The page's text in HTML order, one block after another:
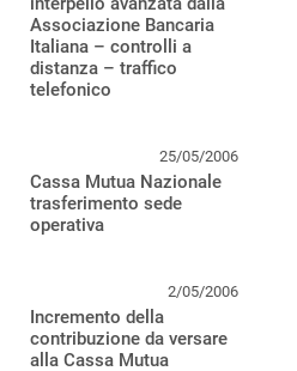
Associazione Bancaria
Italiana – controlli a
distanza – traffico
telefonico
25/05/2006
Cassa Mutua Nazionale
trasferimento sede
operativa
2/05/2006
Incremento della
contribuzione da versare
alla Cassa Mutua